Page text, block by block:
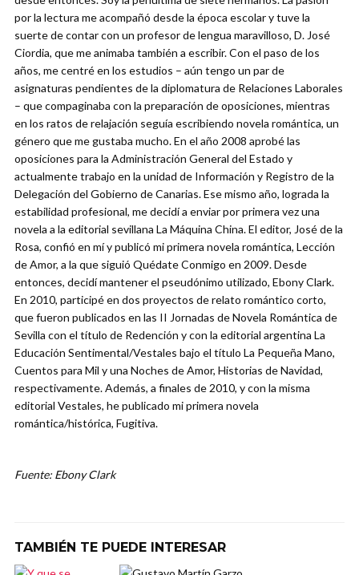
por la lectura me acompañó desde la época escolar y tuve la
suerte de contar con un profesor de lengua maravilloso, D. José
Ciordia, que me animaba también a escribir. Con el paso de los
años, me centré en los estudios – aún tengo un par de
asignaturas pendientes de la diplomatura de Relaciones Laborales
– que compaginaba con la preparación de oposiciones, mientras
en los ratos de relajación seguía escribiendo novela romántica, un
género que me gustaba mucho. En el año 2008 aprobé las
oposiciones para la Administración General del Estado y
actualmente trabajo en la unidad de Información y Registro de la
Delegación del Gobierno de Canarias. Ese mismo año, lograda la
estabilidad profesional, me decidí a enviar por primera vez una
novela a la editorial sevillana La Máquina China. El editor, José de la
Rosa, confió en mí y publicó mi primera novela romántica, Lección
de Amor, a la que siguió Quédate Conmigo en 2009. Desde
entonces, decidí mantener el pseudónimo utilizado, Ebony Clark.
En 2010, participé en dos proyectos de relato romántico corto,
que fueron publicados en las II Jornadas de Novela Romántica de
Sevilla con el título de Redención y con la editorial argentina La
Educación Sentimental/Vestales bajo el título La Pequeña Mano,
Cuentos para Mil y una Noches de Amor, Historias de Navidad,
respectivamente. Además, a finales de 2010, y con la misma
editorial Vestales, he publicado mi primera novela
romántica/histórica, Fugitiva.
Fuente: Ebony Clark
TAMBIÉN TE PUEDE INTERESAR